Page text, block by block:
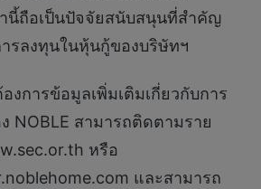
านี้ถือเป็นปัจจัยสนับสนุนที่สำคัญ
รลงทุนในหุ้นกู้ของบริษัทฯ
งการข้อมูลเพิ่มเติมเกี่ยวกับการ
NOBLE สามารถติดตามราย
หรือ
และสามารถ